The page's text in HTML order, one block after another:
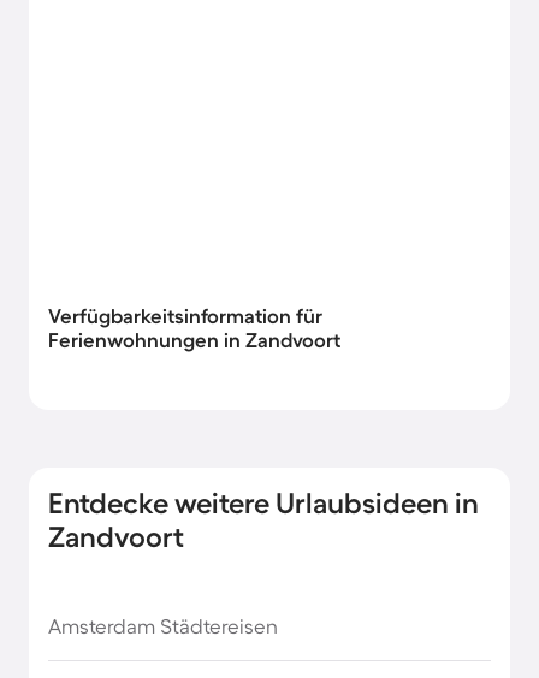
Verfügbarkeitsinformation für
Ferienwohnungen in Zandvoort
Entdecke weitere Urlaubsideen in
Zandvoort
Amsterdam Städtereisen